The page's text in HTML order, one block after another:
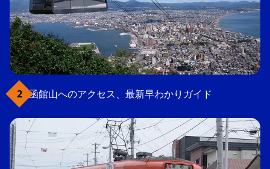
函館山へのアクセス、最新早わかりガイド